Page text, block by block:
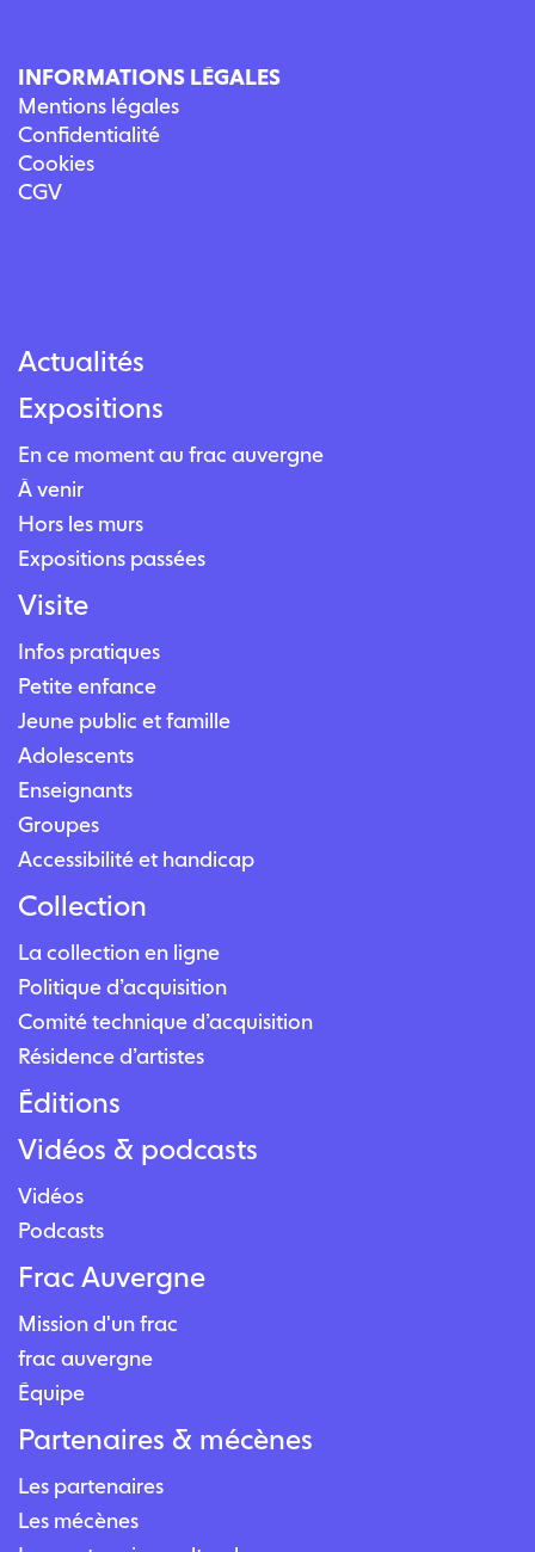
INFORMATIONS LÉGALES
Mentions légales
Confidentialité
Cookies
CGV
Actualités
Expositions
En ce moment au frac auvergne
À venir
Hors les murs
Expositions passées
Visite
Infos pratiques
Petite enfance
Jeune public et famille
Adolescents
Enseignants
Groupes
Accessibilité et handicap
Collection
La collection en ligne
Politique d’acquisition
Comité technique d’acquisition
Résidence d’artistes
Éditions
Vidéos & podcasts
Vidéos
Podcasts
Frac Auvergne
Mission d'un frac
frac auvergne
Équipe
Partenaires & mécènes
Les partenaires
Les mécènes